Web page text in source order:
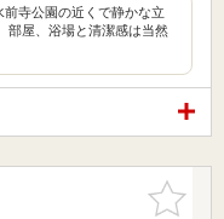
寺公園の近くで静かな立
部屋、浴場と清潔感は当然
お気に入
りに追加